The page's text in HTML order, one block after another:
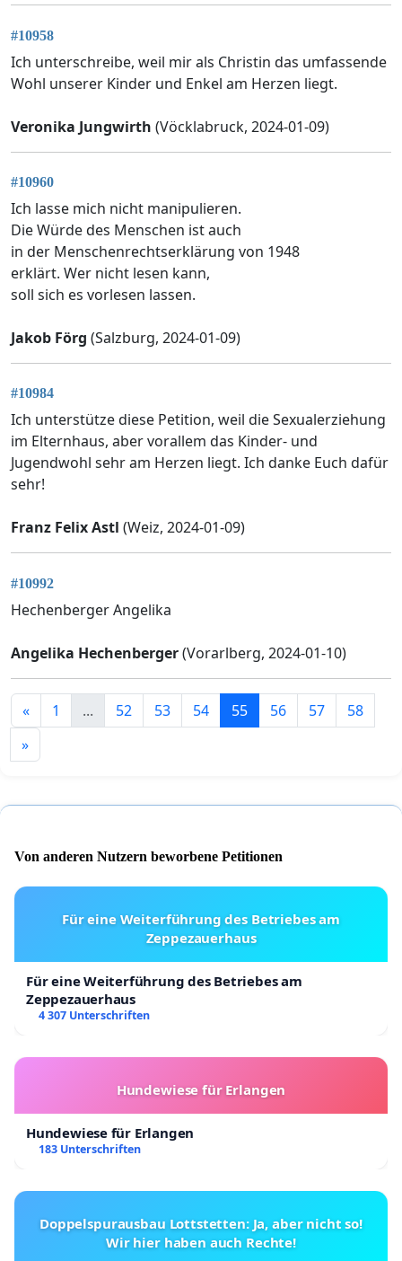
#10958
Ich unterschreibe, weil mir als Christin das umfassende
Wohl unserer Kinder und Enkel am Herzen liegt.
Veronika Jungwirth (Vöcklabruck, 2024-01-09)
#10960
Ich lasse mich nicht manipulieren.
Die Würde des Menschen ist auch
in der Menschenrechtserklärung von 1948
erklärt. Wer nicht lesen kann,
soll sich es vorlesen lassen.
Jakob Förg (Salzburg, 2024-01-09)
#10984
Ich unterstütze diese Petition, weil die Sexualerziehung
im Elternhaus, aber vorallem das Kinder- und
Jugendwohl sehr am Herzen liegt. Ich danke Euch dafür
sehr!
Franz Felix Astl (Weiz, 2024-01-09)
#10992
Hechenberger Angelika
Angelika Hechenberger(Vorarlberg, 2024-01-10)
« 1 ... 52 53 54 55 56 57
58
»
Von anderen Nutzern beworbene Petitionen
Für eine Weiterführung des Betriebes am
Zeppezauerhaus
Für eine Weiterführung des Betriebes am
Zeppezauerhaus
4 307 Unterschriften
Hundewiese für Erlangen
Hundewiese für Erlangen
183 Unterschriften
Doppelspurausbau Lottstetten: Ja, aber nicht so!
Wir hier haben auch Rechte!